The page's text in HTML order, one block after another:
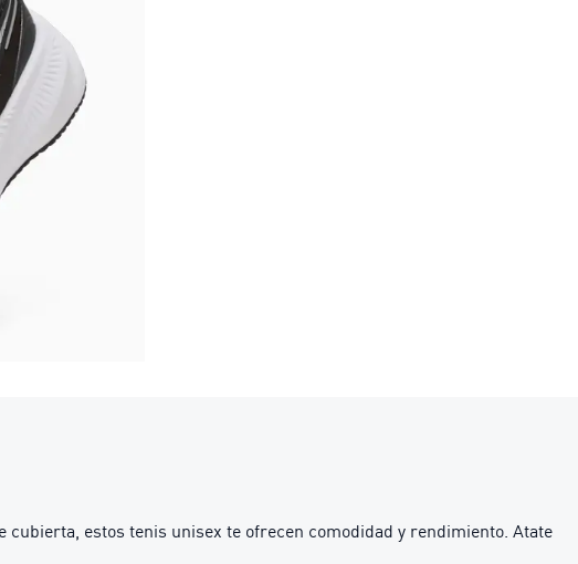
estos tenis unisex te ofrecen comodidad y rendimiento. Atate